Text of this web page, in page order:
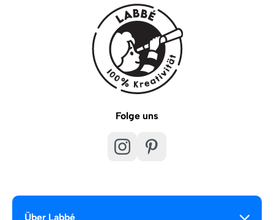
Folge uns
Über Labbé